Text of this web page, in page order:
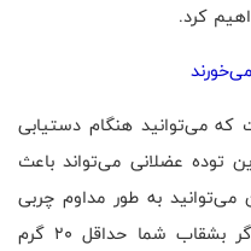
کرد.
می‌توانید هنگام دستیابی
توده عضلانی می‌تواند باعث
می‌توانید به طور مداوم چربی
بسوزانید. همیشه یادتان باشد که اگر بشقاب شما حداقل 20 گرم